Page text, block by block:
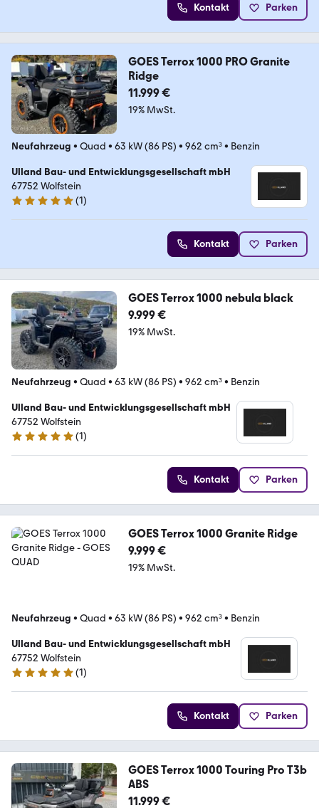
Kontakt Parken
GOES Terrox 1000 PRO Granite
Ridge
11.999 €
19% MwSt.
Neufahrzeug • Quad • 63 kW (86 PS) • 962 cm³• Benzin
Ulland Bau- und Entwicklungsgesellschaft mbH
67752 Wolfstein
5 Sterne
(1)
Kontakt Parken
GOES Terrox 1000 nebula black
9.999 €
19% MwSt.
Neufahrzeug • Quad • 63 kW (86 PS) • 962 cm³• Benzin
Ulland Bau- und Entwicklungsgesellschaft mbH
67752 Wolfstein
5 Sterne
(1)
Kontakt Parken
GOES Terrox 1000 Granite Ridge
9.999 €
19% MwSt.
Neufahrzeug • Quad • 63 kW (86 PS) • 962 cm³• Benzin
Ulland Bau- und Entwicklungsgesellschaft mbH
67752 Wolfstein
5 Sterne
(1)
Kontakt Parken
GOES Terrox 1000 Touring Pro T3b
ABS
11.999 €